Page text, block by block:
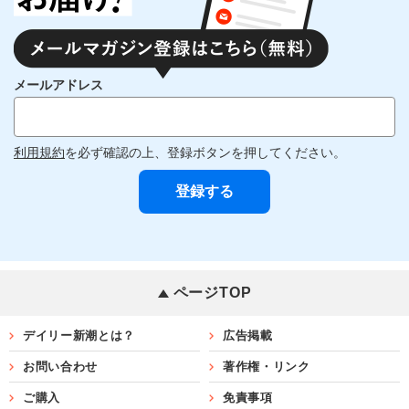
メールアドレス
利用規約を必ず確認の上、登録ボタンを押してください。
ページTOP
デイリー新潮とは？ 広告掲載
お問い合わせ 著作権・リンク
ご購入 免責事項